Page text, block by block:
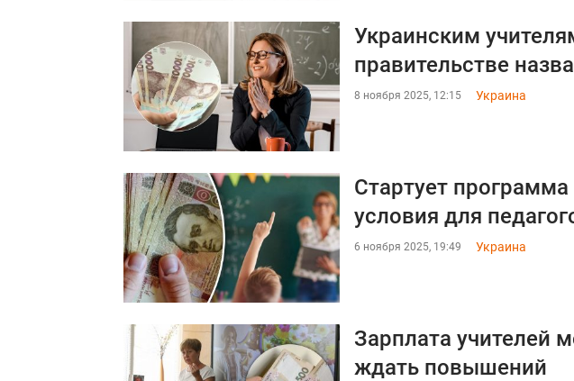
Украинским
правительстве
8 ноября 2025, 12:15 Украина
Стартует программа
условия для
6 ноября 2025, 19:49 Украина
Зарплата учителей
ждать повышений